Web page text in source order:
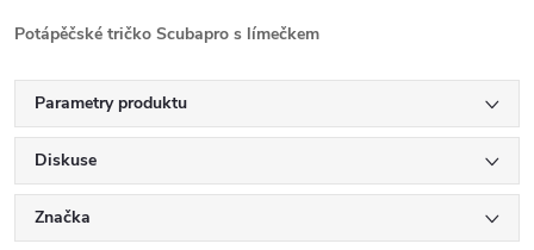
Potápěčské tričko Scubapro s límečkem
Parametry produktu
Diskuse
Značka